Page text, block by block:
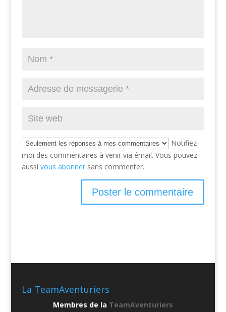
Notifiez-
moi des commentaires à venir via émail. Vous pouvez
aussi vous abonnersans commenter.
La TeamAventuriers
Membres de la TeamAventuriers